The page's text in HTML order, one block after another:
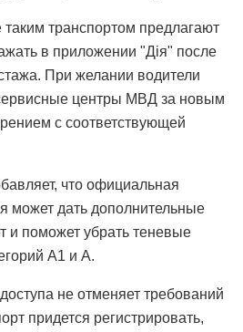
транспортом предлагают
в приложении "Дія" после
При желании водители
центры МВД за новым
с соответствующей
что официальная
может дать дополнительные
и поможет убрать теневые
А1 и А.
не отменяет требований
придется регистрировать,